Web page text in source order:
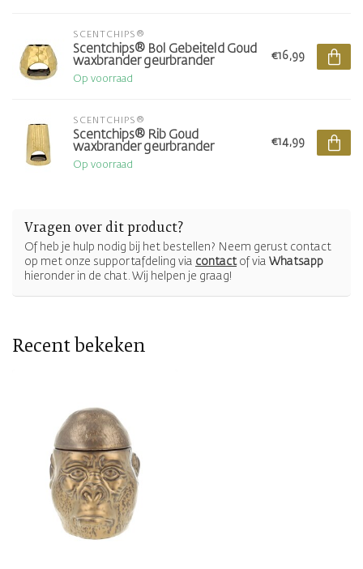
SCENTCHIPS®
Scentchips® Bol Gebeiteld Goud
waxbrander geurbrander
Op voorraad
€16,99
SCENTCHIPS®
Scentchips® Rib Goud
waxbrander geurbrander
Op voorraad
€14,99
Vragen over dit product?
Of heb je hulp nodig bij het bestellen? Neem gerust contact
op met onze supportafdeling via contactof via Whatsapp
hieronder in de chat. Wij helpen je graag!
Recent bekeken